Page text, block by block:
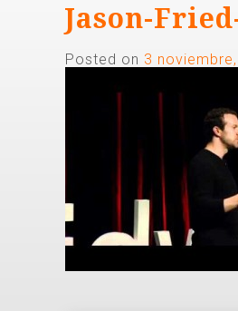
Jason-
Posted on 3